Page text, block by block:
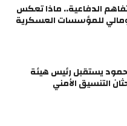
الدفاعية.. ماذا تعكس
للمؤسسات العسكرية
يستقبل رئيس هيئة
التنسيق الأمني